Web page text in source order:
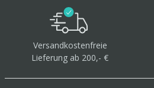
Versandkostenfreie
Lieferung ab 200,- €